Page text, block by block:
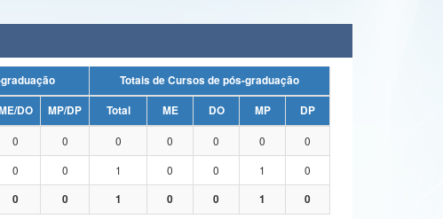
de pós-graduação
Totais de Cursos de pós-graduação
DO MP/DP Total ME DO MP
DP
0 0 0 0 0 0
0
0 0 1 0 0 1
0
0 0 1 0 0 1 0